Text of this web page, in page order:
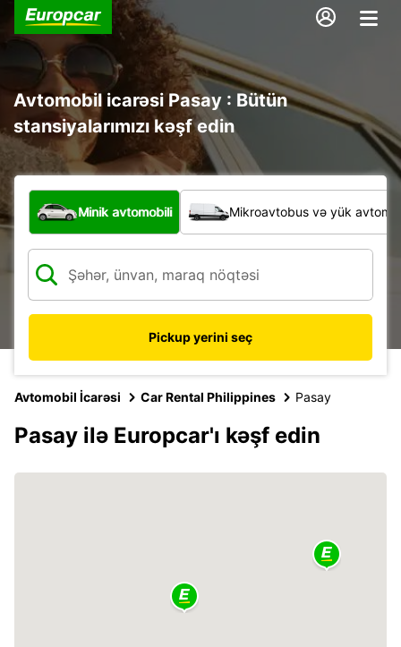
Avtomobil icarəsi Pasay : Bütün
stansiyalarımızı kəşf edin
Hansı növ nəqliyyat vasitəsi?
Minik avtomobili Mikroavtobus və yük
Pickup yerini seç
Avtomobil İcarəsi Car Rental Philippines Pasay
Pasay ilə Europcar'ı kəşf edin